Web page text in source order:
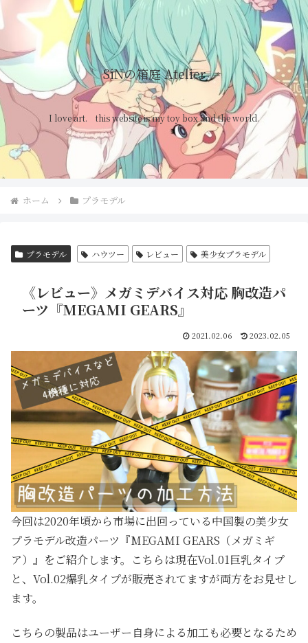
SiNの箱庭 Atelier
I love art. this website is my toy box and the world.
ホーム プラモデル
プラモデル ハウツー レビュー 美少女プラモデル
《レビュー》メガミデバイス対応 胸改造パ
ーツ『MEGAMI GEARS』
2021.02.06 2023.02.05
今回は2020年頃から市場に出回っている中国製の美少女
プラモデル改造パーツ『MEGAMI GEARS（メガミギ
ア）』をご紹介します。こちらは現在Vol.01巨乳タイプ
と、Vol.02爆乳タイプが販売されてますが両方をお見せし
ます。
こちらの製品はユーザー自身による加工も必要となるため